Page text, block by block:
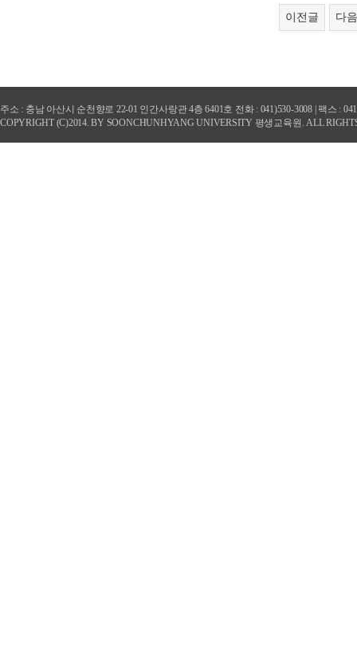
이전글 다
주소 : 충남 아산시 순천향로 22-01 인간사랑관 4층 6401호 전화 : 041)530-3008 | 팩스 :
COPYRIGHT (C)2014. BY SOONCHUNHYANG UNIVERSITY 평생교육원. ALL